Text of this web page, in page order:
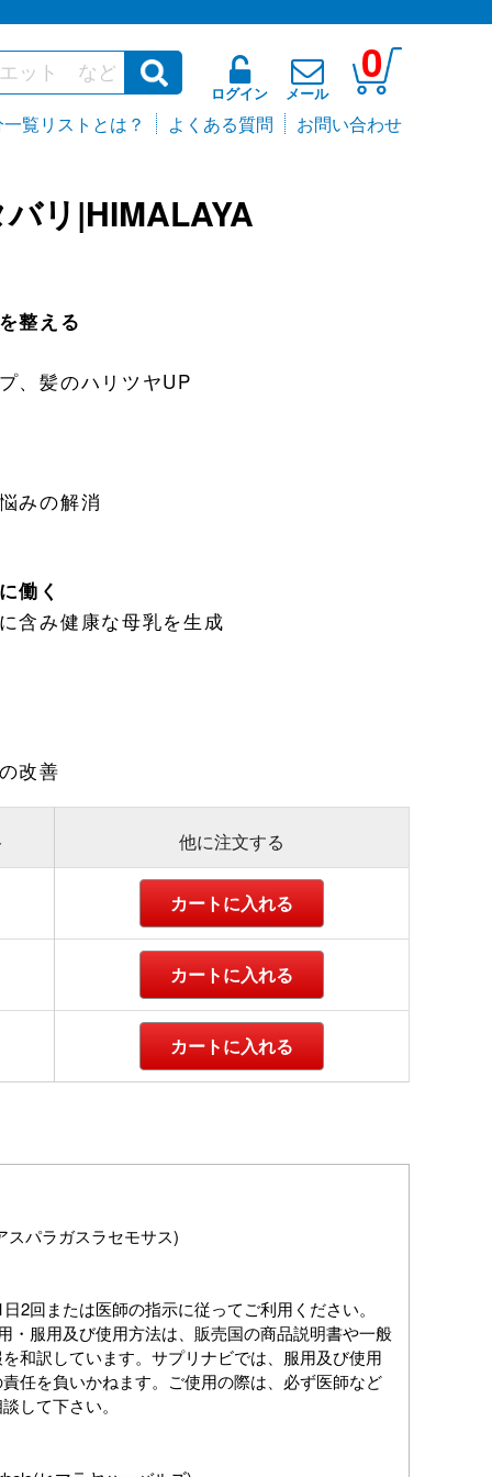
ログイン メール
0
覧リストとは？ よくある質問 お問い合わせ
リ|HIMALAYA
整える
、髪のハリツヤUP
みの解消
働く
含み健康な母乳を生成
改善
他に注文する
カートに入れる
カートに入れる
カートに入れる
スパラガスラセモサス)
2回または医師の指示に従ってご利用ください。
・服用及び使用方法は、販売国の商品説明書や一般
和訳しています。サプリナビでは、服用及び使用
任を負いかねます。ご使用の際は、必ず医師など
して下さい。